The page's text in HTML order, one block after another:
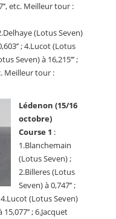
etc. Meilleur tour :
(Lotus Seven)
; 4.Lucot (Lotus
Seven) à 16,215’’’ ;
Meilleur tour :
Lédenon (15/16
octobre)
Course 1 :
1.Blanchemain
(Lotus Seven) ;
2.Billeres (Lotus
Seven) à 0,747’’ ;
4.Lucot (Lotus Seven)
; 6.Jacquet